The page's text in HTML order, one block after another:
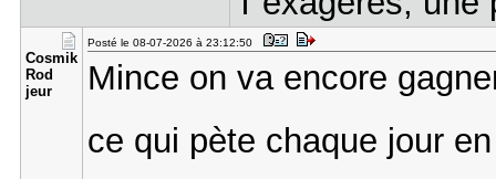
Cosmik
Rod​
jeur
Posté le 08-07-2026 à 23:12:50
Mince on va encore
ce qui pète chaque jour